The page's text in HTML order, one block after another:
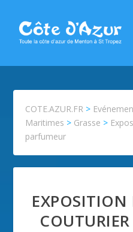
COTE.AZUR.FR >
Maritimes > Grasse >
parfumeur
EXPOSITION